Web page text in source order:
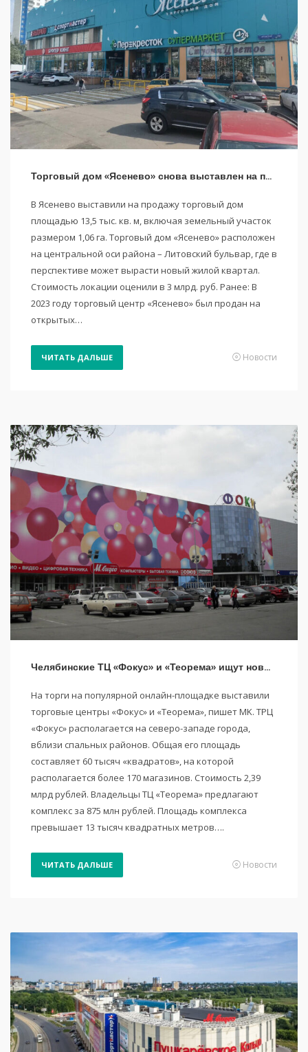
Торговый дом «Ясенево» снова выставлен на продажу
В Ясенево выставили на продажу торговый дом
площадью 13,5 тыс. кв. м, включая земельный участок
размером 1,06 га. Торговый дом «Ясенево» расположен
на центральной оси района – Литовский бульвар, где в
перспективе может вырасти новый жилой квартал.
Стоимость локации оценили в 3 млрд. руб. Ранее: В
2023 году торговый центр «Ясенево» был продан на
открытых…
ЧИТАТЬ ДАЛЬШЕ Новости
Челябинские ТЦ «Фокус» и «Теорема» ищут новых владельцев
На торги на популярной онлайн-площадке выставили
торговые центры «Фокус» и «Теорема», пишет MK. ТРЦ
«Фокус» располагается на северо-западе города,
вблизи спальных районов. Общая его площадь
составляет 60 тысяч «квадратов», на которой
располагается более 170 магазинов. Стоимость 2,39
млрд рублей. Владельцы ТЦ «Теорема» предлагают
комплекс за 875 млн рублей. Площадь комплекса
превышает 13 тысяч квадратных метров….
ЧИТАТЬ ДАЛЬШЕ Новости